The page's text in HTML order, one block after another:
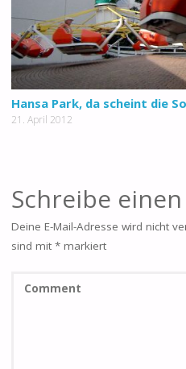
Hansa Park, da scheint die
21. April 2012
Schreibe
Deine E-Mail-Adresse wird nicht
sind mit *markiert